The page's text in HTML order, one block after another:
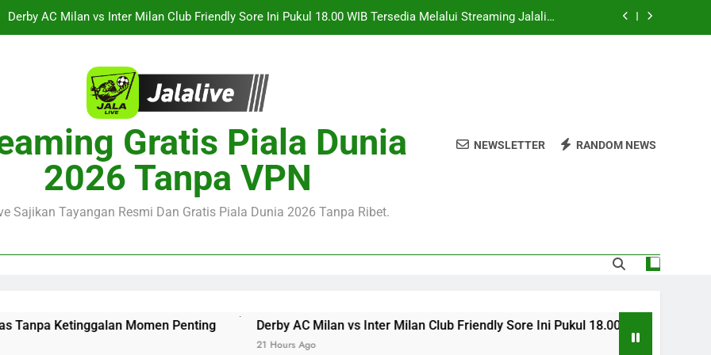
Derby AC Milan vs Inter Milan Club Friendly Sore Ini Pukul 18.00 WIB Tersedia Melalui Streaming Jalalive
Jalalive menghadirkan Sporting CP vs Strasbourg Club Friendly Dini Hari Ini Pukul 01.15 WIB melalui
Jalalive Streaming Arsenal vs Real Betis Club Friendly Dini Hari Ini Pukul 01.30 WIB – Nikmati Aksi
Pramusim Berkualitas Tanpa Ketinggalan Momen Penting
Derby AC Milan vs Inter Milan Club Friendly Sore Ini Pukul 18.00 WIB Tersedia Melalui Streaming Jalalive
Jangan Lewatkan Live Streaming Jalalive Thun vs Dinamo Zagreb Liga Champions UEFA Dini Hari Ini Pukul
Gratis Piala Dunia
2026 Tanpa VPN
Sajikan Tayangan Resmi Dan Gratis Piala Dunia 2026 Tanpa Ribet.
NEWSLETTER RANDOM NEWS
Ketinggalan Momen Penting Derby AC Milan vs Inter Milan Club Friendly Sore Ini Pukul 18.00 WIB Tersedia
21 Hours Ago